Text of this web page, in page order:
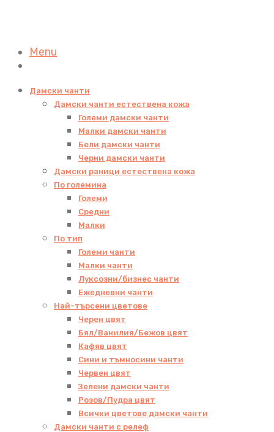
Menu
Дамски чанти
Дамски чанти естествена кожа
Големи дамски чанти
Малки дамски чанти
Бели дамски чанти
Черни дамски чанти
Дамски раници естествена кожа
По големина
Големи
Средни
Малки
По тип
Големи чанти
Малки чанти
Луксозни/бизнес чанти
Ежедневни чанти
Най-търсени цветове
Черен цвят
Бял/Ванилия/Бежов цвят
Кафяв цвят
Сини и тъмносини чанти
Червен цвят
Зелени дамски чанти
Розов/Пудра цвят
Всички цветове дамски чанти
Дамски чанти с релеф